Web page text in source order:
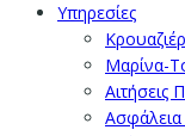
Υπηρεσίες
Μαρίνα-
Ασφάλεια